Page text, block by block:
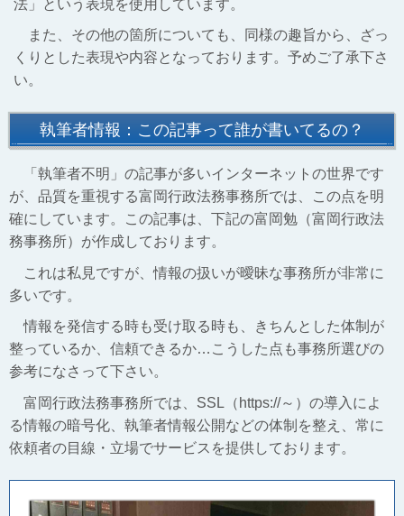
法」という表現を使用しています。
また、その他の箇所についても、同様の趣旨から、ざっ
くりとした表現や内容となっております。予めご了承下さ
い。
執筆者情報：この記事って誰が書いてるの？
「執筆者不明」の記事が多いインターネットの世界です
が、品質を重視する富岡行政法務事務所では、この点を明
確にしています。この記事は、下記の富岡勉（富岡行政法
務事務所）が作成しております。
これは私見ですが、情報の扱いが曖昧な事務所が非常に
多いです。
情報を発信する時も受け取る時も、きちんとした体制が
整っているか、信頼できるか…こうした点も事務所選びの
参考になさって下さい。
富岡行政法務事務所では、SSL（https://～）の導入によ
る情報の暗号化、執筆者情報公開などの体制を整え、常に
依頼者の目線・立場でサービスを提供しております。